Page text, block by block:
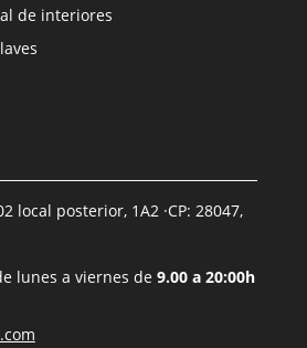
de interiores
local posterior, 1A2 ·CP: 28047,
lunes a viernes de 9.00 a 20:00h